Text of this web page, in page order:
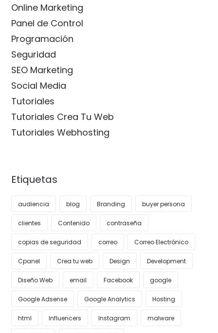
Online Marketing
Panel de Control
Programación
Seguridad
SEO Marketing
Social Media
Tutoriales
Tutoriales Crea Tu Web
Tutoriales Webhosting
Etiquetas
audiencia blog Branding buyer persona
clientes Contenido contraseña
copias de seguridad correo Correo Electrónico
Cpanel Crea tu web Design Development
Diseño Web email Facebook google
Google Adsense Google Analytics Hosting
html Influencers Instagram malware